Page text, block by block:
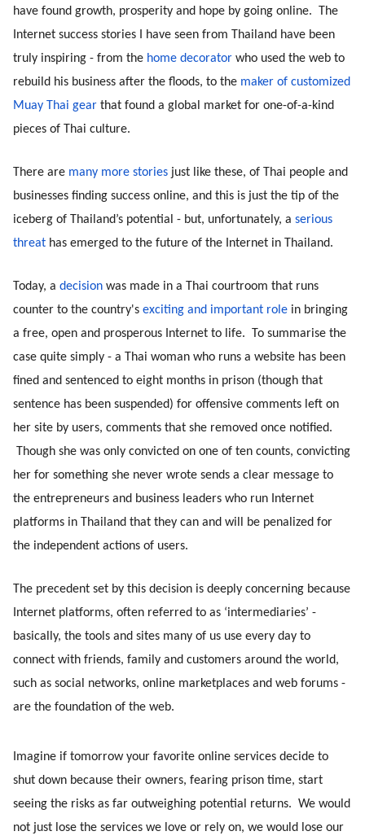
have found growth, prosperity and hope by going online.  The
Internet success stories I have seen from Thailand have been
truly inspiring - from the home decorator who used the web to
rebuild his business after the floods, to the maker of customized
Muay Thai gear that found a global market for one-of-a-kind
pieces of Thai culture.
There are many more stories just like these, of Thai people and
businesses finding success online, and this is just the tip of the
iceberg of Thailand’s potential - but, unfortunately, a serious
threat has emerged to the future of the Internet in Thailand.
Today, a decision was made in a Thai courtroom that runs
counter to the country's exciting and important role in bringing
a free, open and prosperous Internet to life.  To summarise the
case quite simply - a Thai woman who runs a website has been
fined and sentenced to eight months in prison (though that
sentence has been suspended) for offensive comments left on
her site by users, comments that she removed once notified.
Though she was only convicted on one of ten counts, convicting
her for something she never wrote sends a clear message to
the entrepreneurs and business leaders who run Internet
platforms in Thailand that they can and will be penalized for
the independent actions of users.
The precedent set by this decision is deeply concerning because
Internet platforms, often referred to as ‘intermediaries’ -
basically, the tools and sites many of us use every day to
connect with friends, family and customers around the world,
such as social networks, online marketplaces and web forums -
are the foundation of the web.
Imagine if tomorrow your favorite online services decide to
shut down because their owners, fearing prison time, start
seeing the risks as far outweighing potential returns.  We would
not just lose the services we love or rely on, we would lose our